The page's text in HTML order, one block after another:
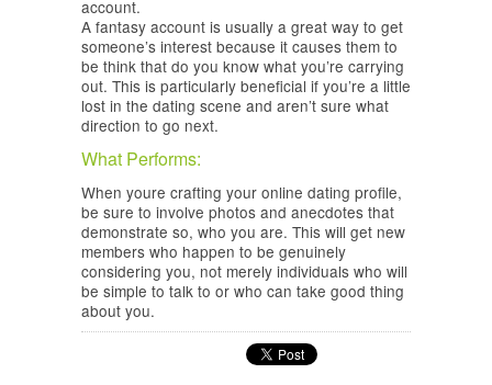
account.
A fantasy account is usually a great way to get
someone’s interest because it causes them to
be think that do you know what you’re carrying
out. This is particularly beneficial if you’re a little
lost in the dating scene and aren’t sure what
direction to go next.
What Performs:
When youre crafting your online dating profile,
be sure to involve photos and anecdotes that
demonstrate so, who you are. This will get new
members who happen to be genuinely
considering you, not merely individuals who will
be simple to talk to or who can take good thing
about you.